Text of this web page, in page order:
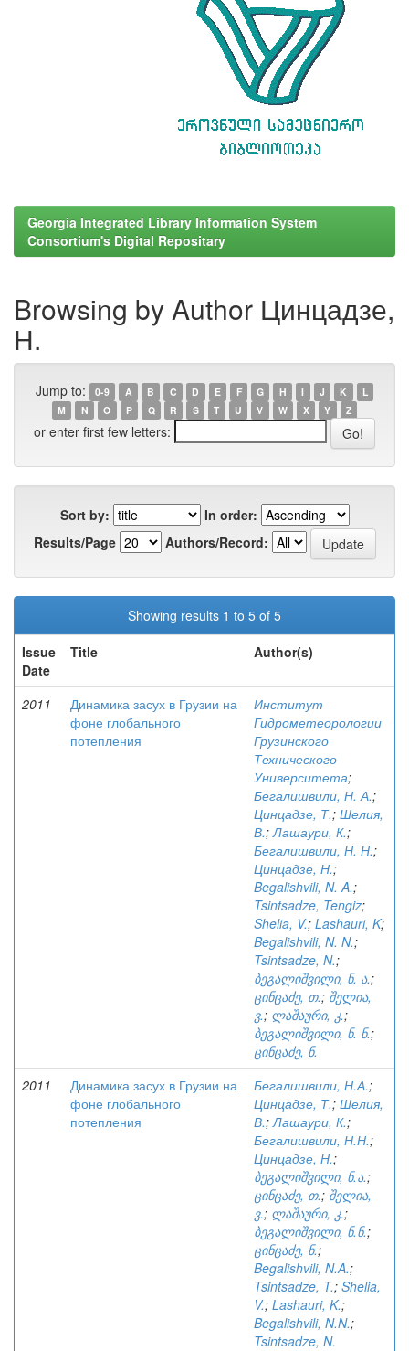
Georgia Integrated Library Information System
Consortium's Digital Repositary
Browsing by Author Цинцадзе,
Н.
Jump to: 0-9 A B C D E F G H I J K
L
M
N O P Q R S T U V W X Y Z
or enter first few letters:
Sort by:
In order:
Results/Page
Authors/Record:
Showing results 1 to 5 of 5
Issue
Date
Title Author(s)
2011
Динамика засух в Грузии на
фоне глобального
потепления
Институт
Гидрометеорологии
Грузинского
Технического
Университета;
Бегалишвили, Н. А.;
Цинцадзе, Т.; Шелия,
В.;Лашаури, К.;
Бегалишвили, Н. Н.;
Цинцадзе, Н.;
Begalishvili, N. A.;
Tsintsadze, Tengiz;
Shelia, V.; Lashauri, K;
Begalishvili, N. N.;
Tsintsadze, N.;
ბეგალიშვილი, ნ. ა.;
ცინცაძე, თ.; შელია,
ვ.; ლაშაური, კ.;
ბეგალიშვილი, ნ. ნ.;
ცინცაძე, ნ.
2011
Динамика засух в Грузии на
фоне глобального
потепления
Бегалишвили, Н.А.;
Цинцадзе, Т.; Шелия,
В.;Лашаури, К.;
Бегалишвили, Н.Н.;
Цинцадзе, Н.;
ბეგალიშვილი, ნ.ა.;
ცინცაძე, თ.; შელია,
ვ.; ლაშაური, კ.;
ბეგალიშვილი, ნ.ნ.;
ცინცაძე, ნ.;
Begalishvili, N.A.;
Tsintsadze, T.; Shelia,
V.; Lashauri, K.;
Begalishvili, N.N.;
Tsintsadze, N.